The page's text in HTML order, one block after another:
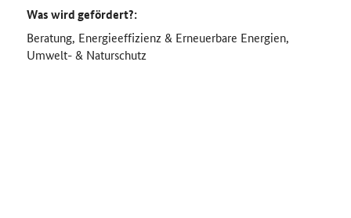
Was wird gefördert?:
Beratung, Energieeffizienz & Erneuerbare Energien,
Umwelt- & Naturschutz